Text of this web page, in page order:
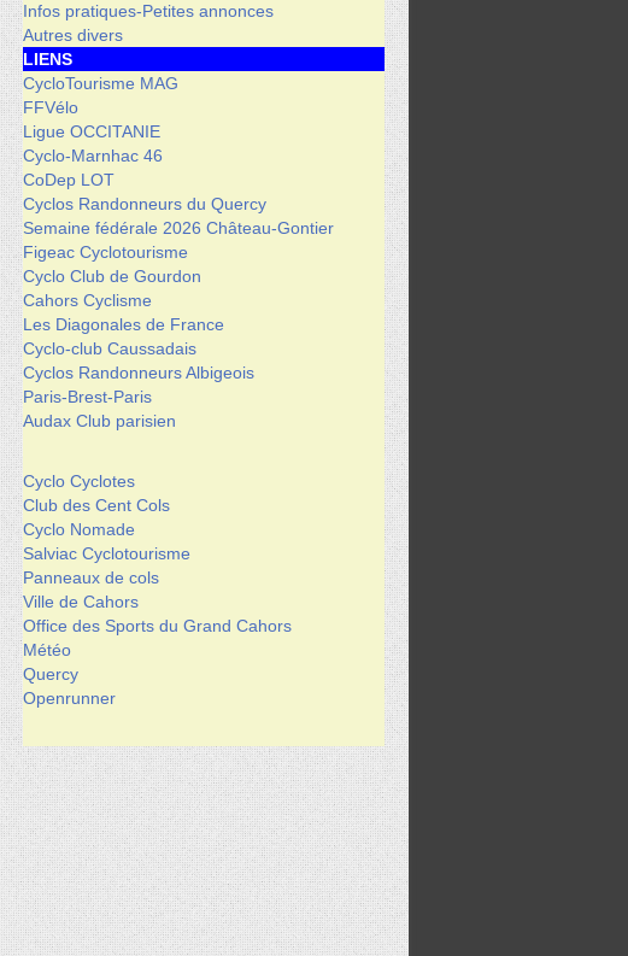
Infos pratiques-Petites annonces
Autres divers
LIENS
CycloTourisme MAG
FFVélo
Ligue OCCITANIE
Cyclo-Marnhac 46
CoDep LOT
Cyclos Randonneurs du Quercy
Semaine fédérale 2026 Château-Gontier
Figeac Cyclotourisme
Cyclo Club de Gourdon
Cahors Cyclisme
Les Diagonales de France
Cyclo-club Caussadais
Cyclos Randonneurs Albigeois
Paris-Brest-Paris
Audax Club parisien
Cyclo Cyclotes
Club des Cent Cols
Cyclo Nomade
Salviac Cyclotourisme
Panneaux de cols
Ville de Cahors
Office des Sports du Grand Cahors
Météo
Quercy
Openrunner